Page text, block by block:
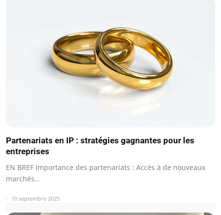
Partenariats en IP : stratégies gagnantes pour les
entreprises
EN BREF Importance des partenariats : Accès à de nouveaux
marchés…
10 septembre 2025